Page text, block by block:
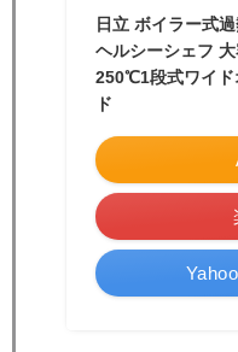
日立 ボイラー式
ヘルシーシェフ
250℃1段式ワイド
ド